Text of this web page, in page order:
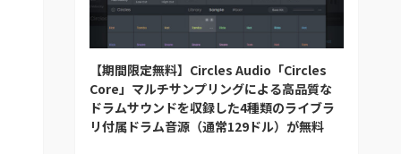
【期間限定無料】Circles Audio「Circles
Core」マルチサンプリングによる高品質な
ドラムサウンドを収録した4種類のライブラ
リ付属ドラム音源（通常129ドル）が無料